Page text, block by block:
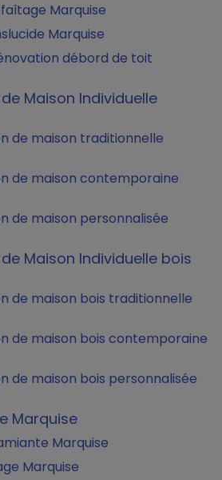
Marquise
Marquise
débord de toit
Maison Individuelle
de maison traditionnelle
de maison contemporaine
de maison personnalisée
Maison Individuelle bois
de maison bois traditionnelle
de maison bois contemporaine
de maison bois personnalisée
Marquise
Marquise
Marquise